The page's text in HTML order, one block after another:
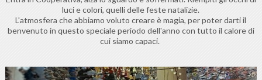
luci e colori, quelli delle feste natalizie.
L'atmosfera che abbiamo voluto creare è magia, per poter darti il
benvenuto in questo speciale periodo dell'anno con tutto il calore di
cui siamo capaci.